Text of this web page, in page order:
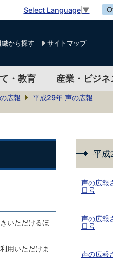
Select Language ▼
織から探す サイトマップ
・教育 産業・ビジネ
広報
平成29年 声の広報
いただけるほ
用いただけま
平成
声の広報
日号
声の広報
日号
声の広報